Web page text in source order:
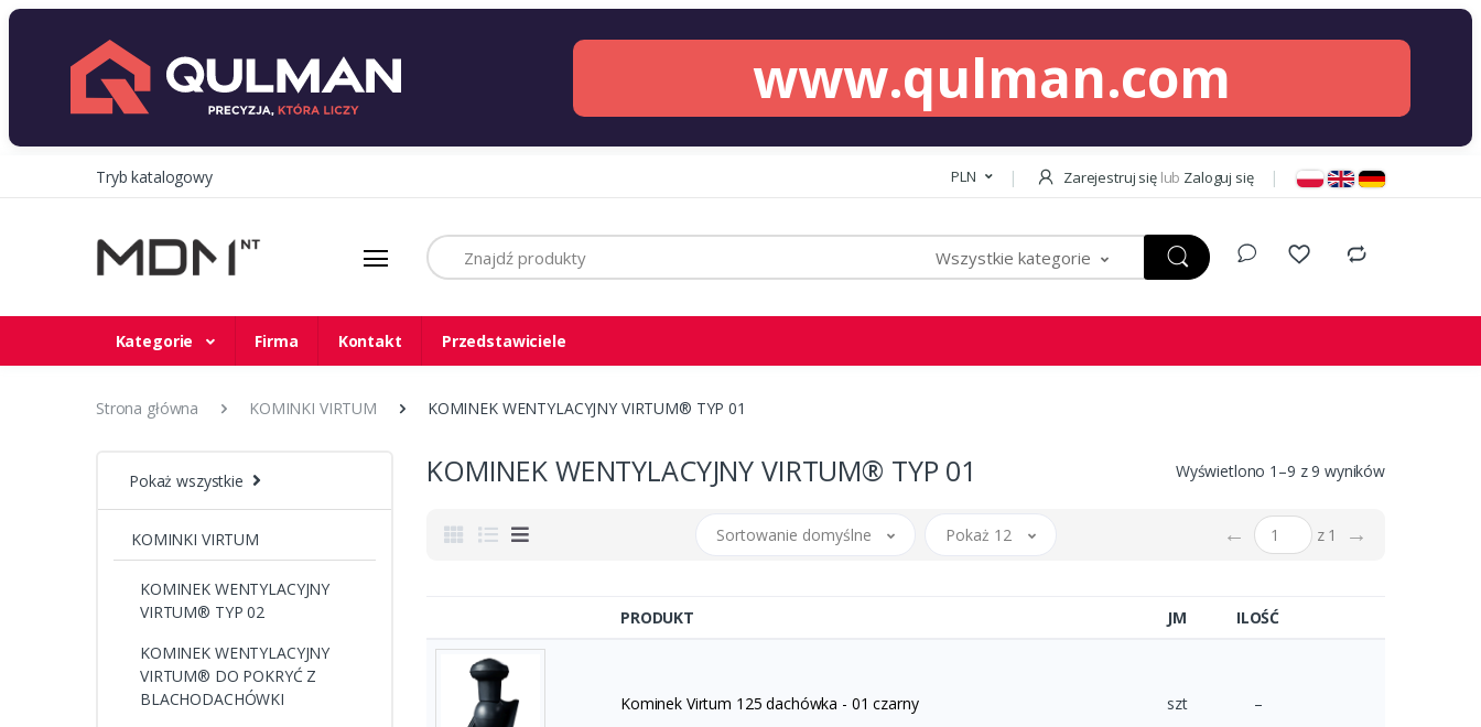
www.qulman.com
Tryb katalogowy PLN Zarejestruj się lub Zaloguj się
Szukaj
Wszystkie kategorie
Kategorie Firma Kontakt Przedstawiciele
Strona główna KOMINKI VIRTUM KOMINEK WENTYLACYJNY VIRTUM® TYP 01
Pokaż wszystkie
KOMINKI VIRTUM
KOMINEK WENTYLACYJNY
VIRTUM® TYP 02
KOMINEK WENTYLACYJNY
VIRTUM® DO POKRYĆ Z
BLACHODACHÓWKI
KOMINEK WENTYLACYJNY VIRTUM® TYP 01 Wyświetlono 1–9 z 9 wyników
Sortowanie domyślne Pokaż 12 ← z 1 →
PRODUKT JM ILOŚĆ
Kominek Virtum 125 dachówka - 01 czarny szt –